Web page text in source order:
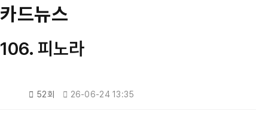
카드뉴스
106. 피노라
52회 26-06-24 13:35